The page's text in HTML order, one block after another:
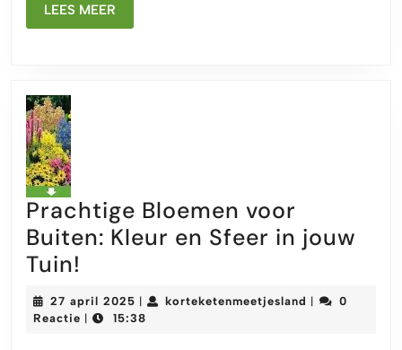
LEES MEER
MEER
Prachtige Bloemen voor
Buiten: Kleur en Sfeer in jouw
Tuin!
Bloemen
voor
27 april 2025 27
april
| korteketenmeetjesland |
0
Reactie | 15:38